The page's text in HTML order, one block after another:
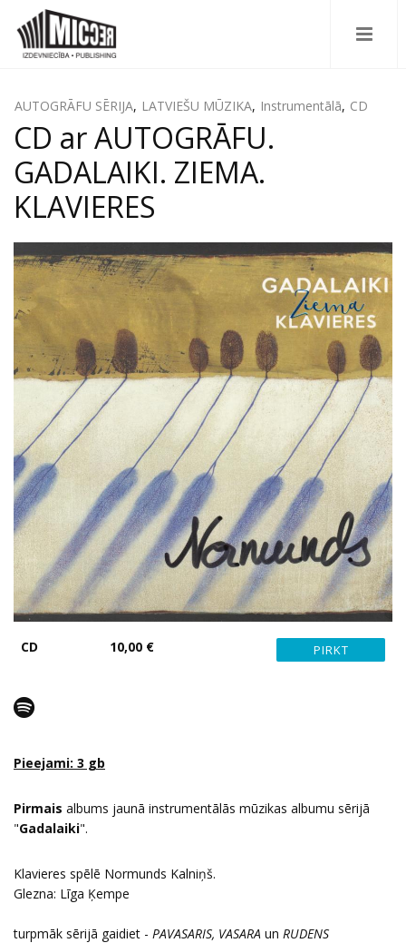
AUTOGRĀFU SĒRIJA, LATVIEŠU MŪZIKA, Instrumentālā, CD
CD ar AUTOGRĀFU.
GADALAIKI. ZIEMA.
KLAVIERES
CD 10,00 €
Pieejami: 3 gb
Pirmais albums jaunā instrumentālās mūzikas albumu sērijā
"Gadalaiki".
Klavieres spēlē Normunds Kalniņš.
Glezna: Līga Ķempe
turpmāk sērijā gaidiet - PAVASARIS, VASARA un RUDENS